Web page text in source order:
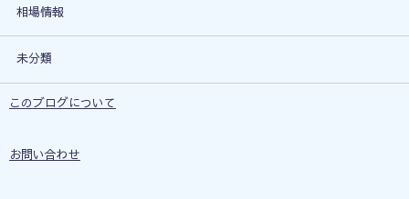
相場情報
未分類
このブログについて
お問い合わせ